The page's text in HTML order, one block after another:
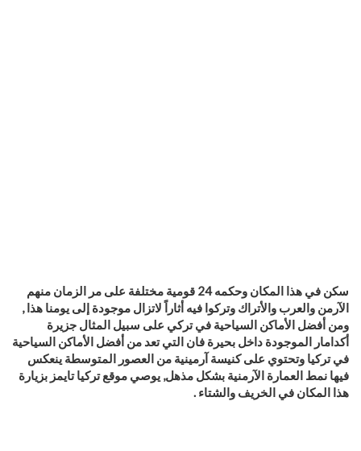
سكن في هذا المكان وحكمه 24 قومية مختلفة على مر الزمان منهم
الآرمن والعرب والأتراك وتركوا فيه أثاراً لاتزال موجودة إلى يومنا هذا ,
ومن أفضل الأماكن السياحية في تركي على سبيل المثال جزيرة
أكدامار الموجودة داخل بحيرة فان التي تعد من أفضل الأماكن السياحية
في تركيا وتحتوي على كنيسة آرمينية من العصور المتوسطة ينعكس
فيها نمط العمارة الآرمنية بشكل مذهل, يوصي موقع تركيا تايمز بزيارة
هذا المكان في الخريف والشتاء .